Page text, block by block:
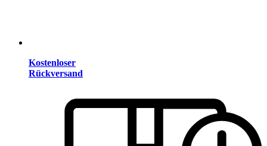
Kostenloser
Rückversand